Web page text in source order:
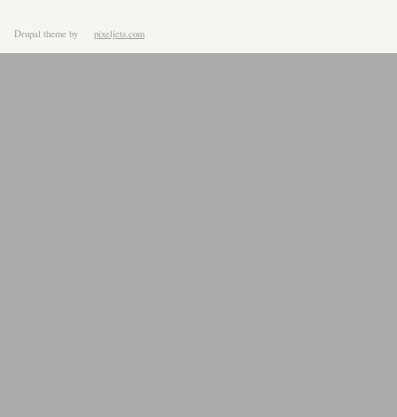
Drupal theme by pixeljets.com